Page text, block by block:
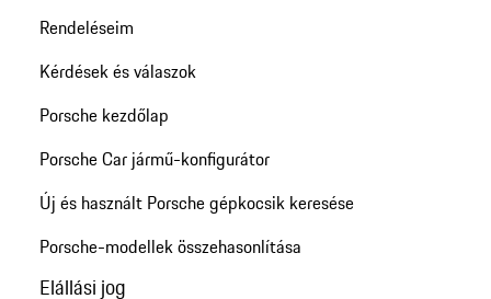
Rendeléseim
Kérdések és válaszok
Porsche kezdőlap
Porsche Car jármű-konfigurátor
Új és használt Porsche gépkocsik keresése
Porsche-modellek összehasonlítása
Elállási jog